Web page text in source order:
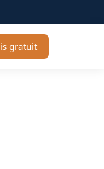
gratuit